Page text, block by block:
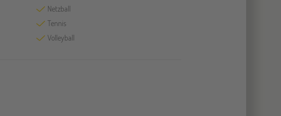
Netzball
Tennis
Volleyball